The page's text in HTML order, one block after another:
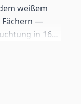
weißem
Fächern —
in 16